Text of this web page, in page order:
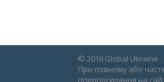
© 2016 Global Ukraine
При повному або
гіперпосилання на